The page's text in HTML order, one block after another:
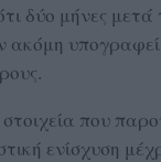
δύο μήνες
ακόμη
που
ενίσχυση